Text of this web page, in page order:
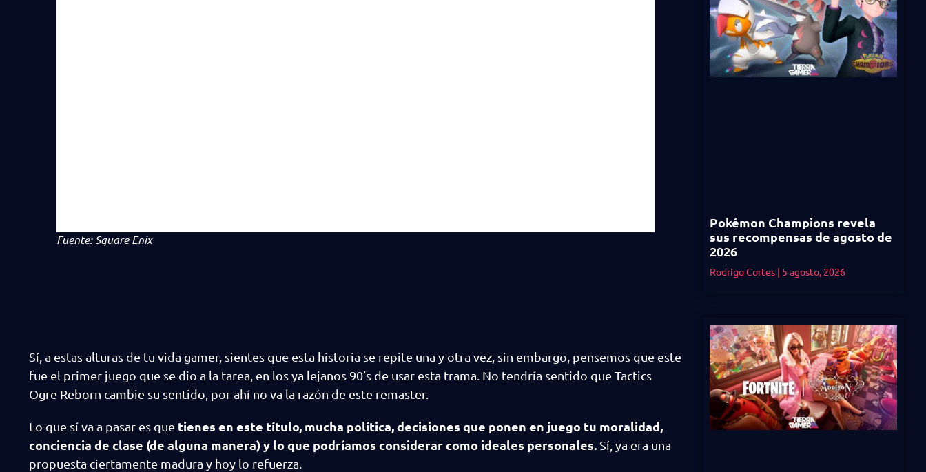
Fuente: Square Enix
Sí, a estas alturas de tu vida gamer, sientes que esta historia se repite una y otra vez, sin embargo, pensemos que este
fue el primer juego que se dio a la tarea, en los ya lejanos 90’s de usar esta trama. No tendría sentido que Tactics
Ogre Reborn cambie su sentido, por ahí no va la razón de este remaster.
Lo que sí va a pasar es que tienes en este título, mucha política, decisiones que ponen en juego tu moralidad,
conciencia de clase (de alguna manera) y lo que podríamos considerar como ideales personales. Sí, ya era una
propuesta ciertamente madura y hoy lo refuerza.
Pokémon Champions revela
sus recompensas de agosto de
2026
Rodrigo Cortes 5 agosto, 2026